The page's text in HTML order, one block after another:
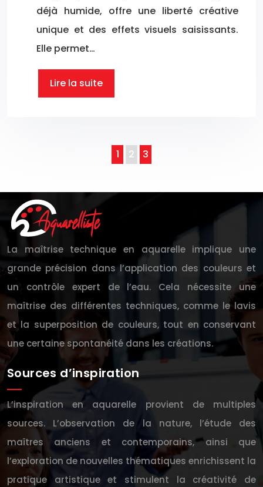
déjà humide, offre une liberté créative
unique et des effets visuels saisissants.
Elle permet…
Lire la suite
1 2 3
La maîtrise technique en aquarelle implique une
grande précision dans l’application des couleurs et
un contrôle expert de l’eau. Cela nécessite une
maîtrise des différentes techniques, comme le lavis
et la superposition de couleurs, tout en conservant
une certaine spontanéité dans les créations.
Sources d’inspiration
L’inspiration en aquarelle provient de multiples
sources. L’observation de la nature, l’étude des
maîtres anciens et contemporains, ainsi que
l’exploration de nouvelles thématiques enrichissent la
pratique artistique et stimulent la créativité de